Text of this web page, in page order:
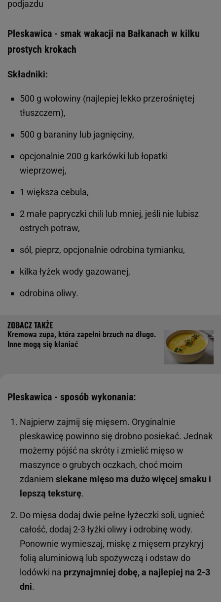
podjazdu
Pleskawica - smak wakacji na Bałkanach w kilku
prostych krokach
Składniki:
500 g wołowiny (najlepiej lekko przerośniętej
tłuszczem),
500 g baraniny lub jagnięciny,
opcjonalnie 200 g karkówki lub łopatki
wieprzowej,
1 większa cebula,
2 małe papryczki chili lub mniej, jeśli nie lubisz
ostrych potraw,
sól, pieprz, opcjonalnie odrobina tymianku,
kilka łyżek wody gazowanej,
odrobina oliwy.
Kremowa zupa, która zapełni brzuch na długo.
Inne mogą się kłaniać
Pleskawica - sposób wykonania:
Najpierw zajmij się mięsem. Oryginalnie
pleskawicę powinno się drobno posiekać. Jednak
możemy pójść na skróty i zmielić mięso w
maszynce o grubych oczkach, choć moim
zdaniem siekane mięso ma dużo więcej smaku i
lepszą teksturę.
Do mięsa dodaj dwie pełne łyżeczki soli, ugnieć
całość, dodaj 2-3 łyżki oliwy i odrobinę wody.
Ponownie wymieszaj, miskę z mięsem przykryj
folią aluminiową lub spożywczą i odstaw do
lodówki na przynajmniej dobę,a najlepiej na 2-3
dni.